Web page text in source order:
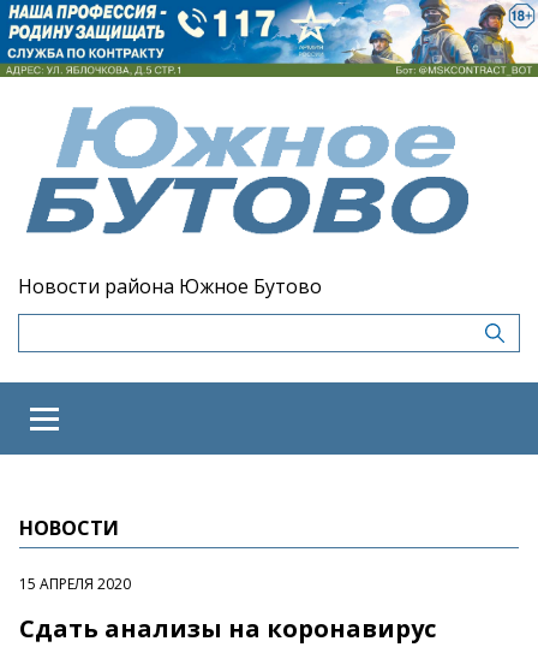
Новости района Южное Бутово
НОВОСТИ
15 АПРЕЛЯ 2020
Сдать анализы на коронавирус